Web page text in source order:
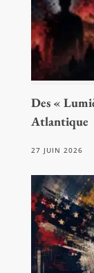
Des «
Atlantique
27 JUIN 2026